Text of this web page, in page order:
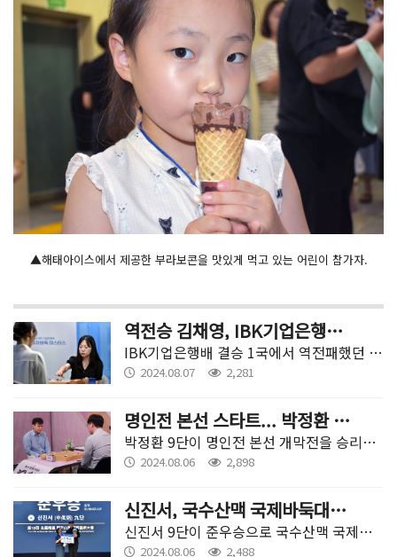
▲해태아이스에서 제공한 부라보콘을 맛있게 먹고 있는 어린이 참가자.
역전승 김채영, IBK기업은행배 2국 승리!
IBK기업은행배 결승 1국에서 역전패했던 김채영 8단이 2국에서는 역전승을 거뒀다.
2024.08.07 2,281
명인전 본선 스타트... 박정환 개막전 승리 장식
박정환 9단이 명인전 본선 개막전을 승리로 장식했다.
2024.08.06 2,898
신진서, 국수산맥 국제바둑대회 준우승으로 마감
신진서 9단이 준우승으로 국수산맥 국제바둑대회 열 번째 대회를 마무리했다.
2024.08.06 2,488